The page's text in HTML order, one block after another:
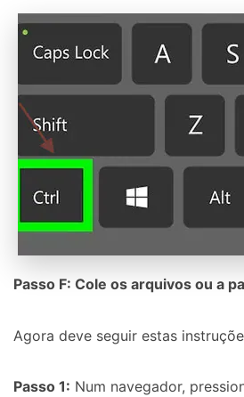
Passo F: Cole os arquivos ou a
Agora deve seguir estas
Passo 1: Num navegador,